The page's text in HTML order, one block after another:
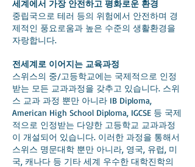
세계에서 가장 안전하고 평화로운 환경
중립국으로 테러 등의 위험에서 안전하며 경
제적인 풍요로움과 높은 수준의 생활환경을
자랑합니다.
전세계로 이어지는 교육과정
스위스의 중/고등학교에는 국제적으로 인정
받는 모든 교과과정을 갖추고 있습니다. 스위
스 교과 과정 뿐만 아니라 IB Diploma,
American High School Diploma, IGCSE 등 국제
적으로 인정받는 다양한 고등학교 교과과정
이 개설되어 있습니다. 이러한 과정을 통해서
스위스 명문대학 뿐만 아니라, 영국, 유럽, 미
국, 캐나다 등 기타 세계 우수한 대학진학의